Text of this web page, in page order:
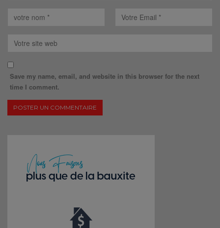
Save my name, email, and website in this browser for the next
time I comment.